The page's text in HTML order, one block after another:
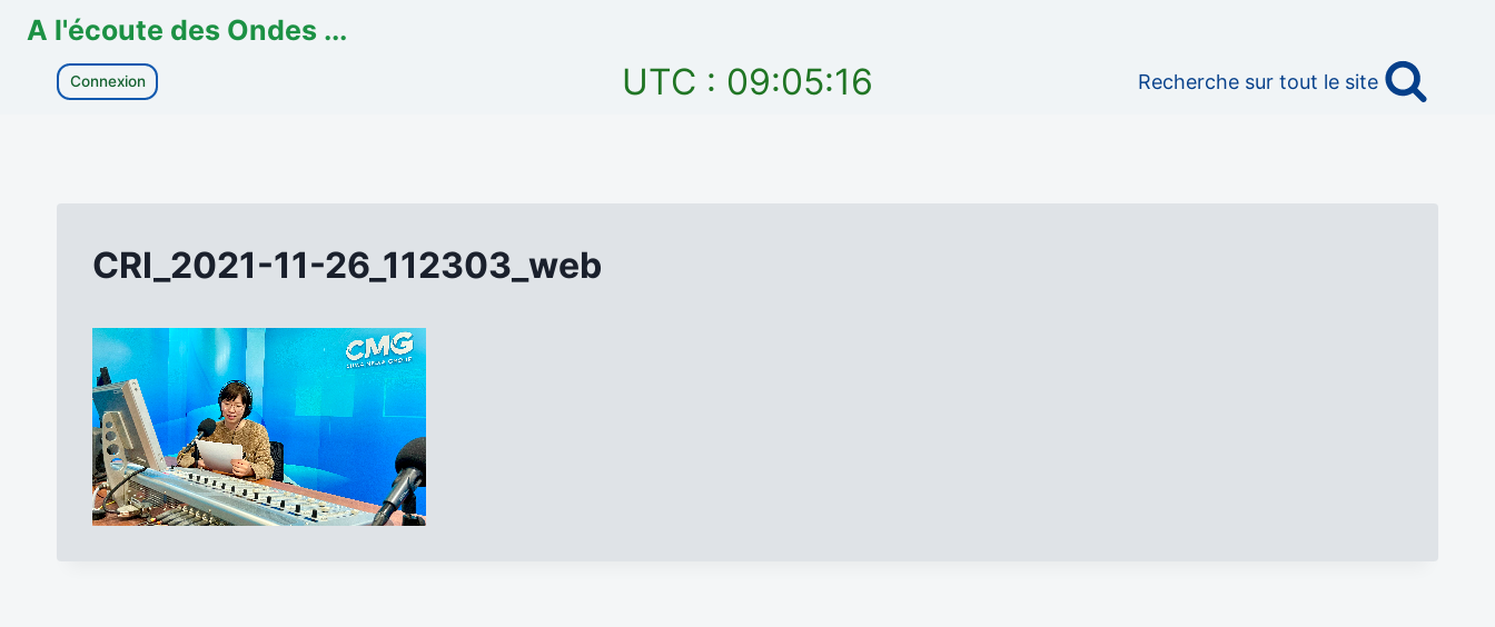
A l'écoute des Ondes ...
Connexion UTC : 09:05:16 Recherche sur tout le site
CRI_2021-11-26_112303_web